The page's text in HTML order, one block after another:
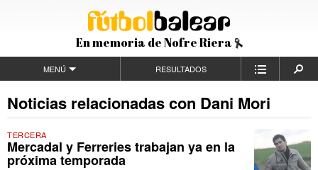
En memoria de Nofre Riera
MENÚ RESULTADOS
Noticias relacionadas con Dani Mori
TERCERA
Mercadal y Ferreries trabajan ya en la
próxima temporada